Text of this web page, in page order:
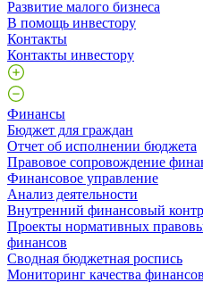
Развитие малого бизнеса
В помощь инвестору
Контакты
Контакты инвестору
Финансы
Бюджет для граждан
Отчет об исполнении бюджета
Правовое сопровождение
Финансовое управление
Анализ деятельности
Внутренний финансовый
Проекты нормативных
финансов
Сводная бюджетная роспись
Мониторинг качества